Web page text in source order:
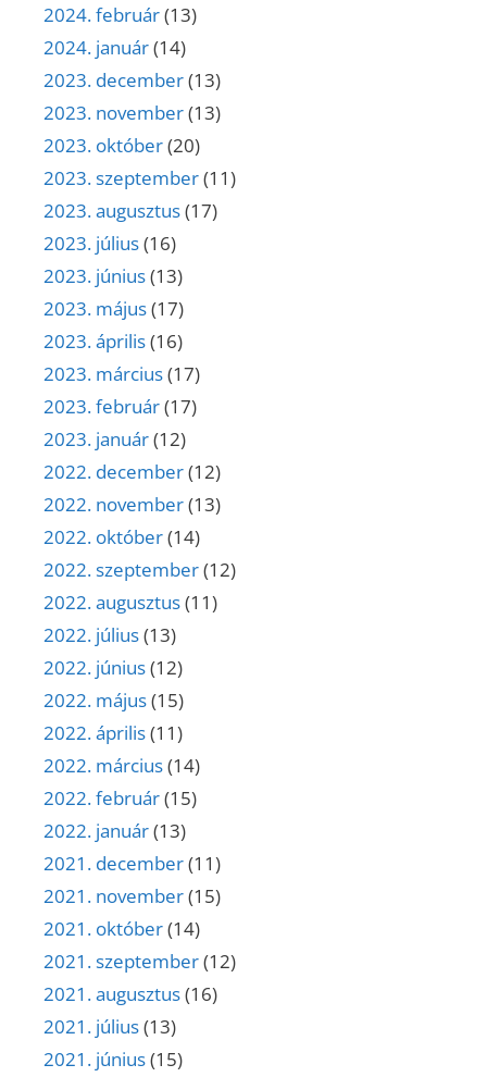
2024. február(13)
2024. január(14)
2023. december(13)
2023. november(13)
2023. október(20)
2023. szeptember(11)
2023. augusztus(17)
2023. július(16)
2023. június(13)
2023. május(17)
2023. április(16)
2023. március(17)
2023. február(17)
2023. január(12)
2022. december(12)
2022. november(13)
2022. október(14)
2022. szeptember(12)
2022. augusztus(11)
2022. július(13)
2022. június(12)
2022. május(15)
2022. április(11)
2022. március(14)
2022. február(15)
2022. január(13)
2021. december(11)
2021. november(15)
2021. október(14)
2021. szeptember(12)
2021. augusztus(16)
2021. július(13)
2021. június(15)